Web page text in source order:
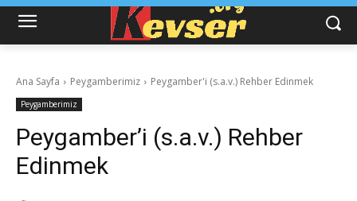
Ana Sayfa Peygamberimiz Peygamber'i (s.a.v.) Rehber Edinmek
Peygamberimiz
Peygamber’i (s.a.v.) Rehber
Edinmek